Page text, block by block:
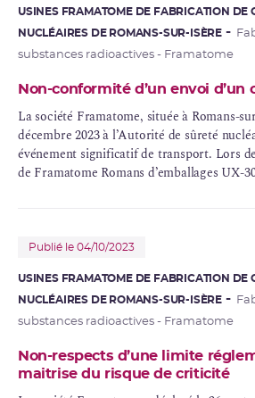
USINES FRAMATOME DE FABRICATION DE
NUCLÉAIRES DE ROMANS-SUR-ISÈRE
substances radioactives - Framatome
Non-conformité d’un envoi d’un
La société Framatome, située à Romans-
décembre 2023 à l’Autorité de sûreté
événement significatif de transport. Lors
de Framatome Romans d’emballages UX-
billes situées sur un même côté d’un
Publié le 04/10/2023
USINES FRAMATOME DE FABRICATION DE
NUCLÉAIRES DE ROMANS-SUR-ISÈRE
substances radioactives - Framatome
Non-respects d’une limite
maitrise du risque de criticité